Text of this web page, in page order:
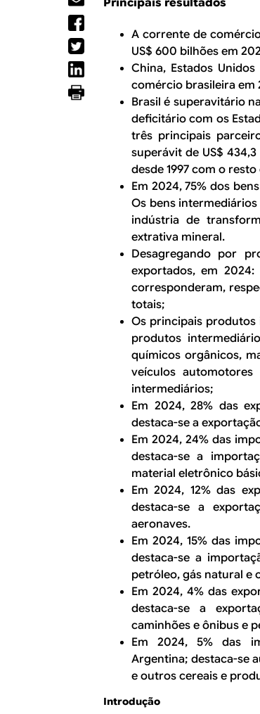
a
A corrente de
US$ 600 bilhões em
China, Estados
comércio brasileira em
Brasil é superavitário
deficitário com os
três principais
superávit de US$
desde 1997 com o
Em 2024, 75% dos
Os bens
indústria de
extrativa mineral.
Desagregando por
exportados, em
corresponderam,
totais;
Os principais
produtos
químicos orgânicos,
veículos
intermediários;
Em 2024, 28% das
destaca-se a
Em 2024, 24% das
destaca-se a
material eletrônico
Em 2024, 12% das
destaca-se a
aeronaves.
Em 2024, 15% das
destaca-se a
petróleo, gás natural e
Em 2024, 4% das
destaca-se a
caminhões e ônibus e
Em 2024, 5% das
Argentina; destaca-se
e outros cereais e
Introdução